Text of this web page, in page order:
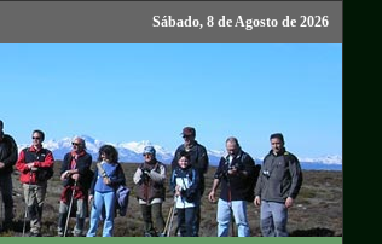
Sábado, 8 de Agosto de 2026